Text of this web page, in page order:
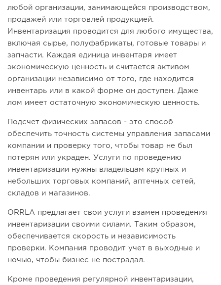
любой организации, занимающейся производством,
продажей или торговлей продукцией.
Инвентаризация проводится для любого имущества,
включая сырье, полуфабрикаты, готовые товары и
запчасти. Каждая единица инвентаря имеет
экономическую ценность и считается активом
организации независимо от того, где находится
инвентарь или в какой форме он доступен. Даже
лом имеет остаточную экономическую ценность.
Подсчет физических запасов - это способ
обеспечить точность системы управления запасами
компании и проверку того, чтобы товар не был
потерян или украден. Услуги по проведению
инвентаризации нужны владельцам крупных и
небольших торговых компаний, аптечных сетей,
складов и магазинов.
ORRLA предлагает свои услуги взамен проведения
инвентаризации своими силами. Таким образом,
обеспечивается скорость и независимость
проверки. Компания проводит учет в выходные и
ночью, чтобы бизнес не пострадал.
Кроме проведения регулярной инвентаризации,